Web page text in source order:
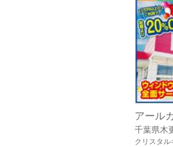
アール
千葉県木
クリスタ